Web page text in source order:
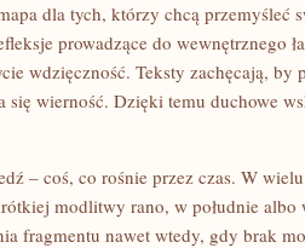
dla tych, którzy chcą przemyśleć
prowadzące do wewnętrznego
wdzięczność. Teksty zachęcają,
się wierność. Dzięki temu duchowe
– coś, co rośnie przez czas. W
modlitwy rano, w południe albo
fragmentu nawet wtedy, gdy brak